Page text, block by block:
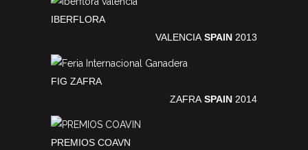
IBERFLORA
VALENCIASPAIN 2013
FIG ZAFRA
ZAFRA SPAIN 2014
PREMIOS COAVN